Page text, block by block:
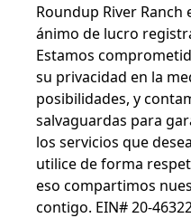
Roundup River
ánimo de lucro
Estamos
su privacidad en la
posibilidades, y
salvaguardas para
los servicios que
utilice de forma
eso compartimos
contigo. EIN# 20-